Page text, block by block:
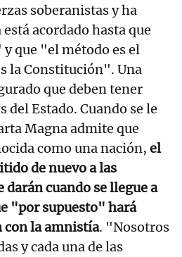
soberanistas y ha
acordado hasta que
que "el método es el
la Constitución". Una
que deben tener
del Estado. Cuando se le
Magna admite que
como una nación, el
de nuevo a las
darán cuando se llegue a
"por supuesto" hará
con la amnistía. "Nosotros
y cada una de las